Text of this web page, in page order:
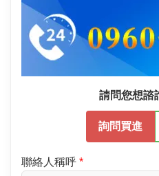
請問您想諮
詢問買進
聯絡人稱呼